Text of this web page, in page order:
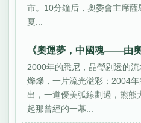
市。10分鐘后，奧委會主席
夏...
《奧運夢，中國魂——由
2000年的悉尼，晶瑩剔透的
爍爍，一片流光溢彩；2004
出，一道優美弧線劃過，熊
起那曾經的一幕...